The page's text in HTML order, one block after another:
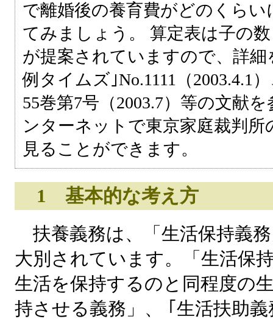
で離婚後の養育費がどのくら
てみましょう。 算定表は子の
が提案されていますので、詳
例タイムズ｣No.1111（2003.4.1
55巻第7号（2003.7）等の文献
ンターネットで東京家庭裁判
見ることができます。
1 基本的な考え方
扶養義務は、「生活保持義
大別されています。「生活保
生活を保持するのと同程度の
持させる義務」、 ｢生活扶助